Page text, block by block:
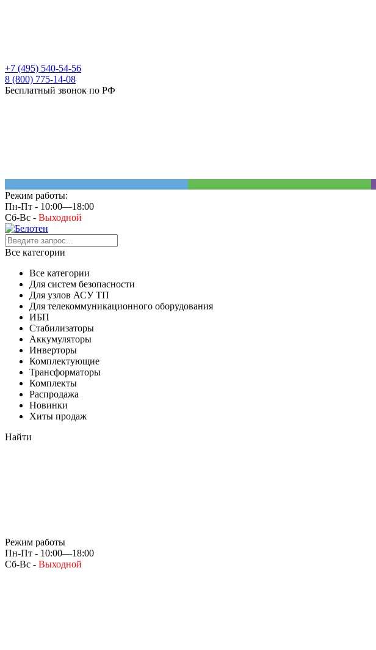
+7 (495) 540-54-56
8 (800) 775-14-08
Бесплатный звонок по РФ
Режим работы:
Пн-Пт - 10:00—18:00
Сб-Вс - Выходной
Все категории
Все категории
Для систем безопасности
Для узлов АСУ ТП
Для телекоммуникационного оборудования
ИБП
Стабилизаторы
Аккумуляторы
Инверторы
Комплектующие
Трансформаторы
Комплекты
Распродажа
Новинки
Хиты продаж
Найти
Режим работы
Пн-Пт - 10:00—18:00
Сб-Вс - Выходной